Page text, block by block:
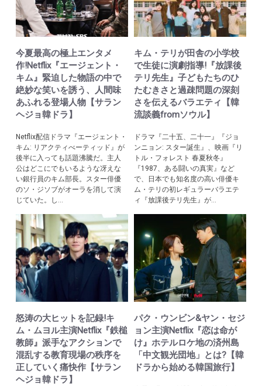
今夏最高の極上エンタメ
作!Netflix『エージェント・
キム』緊迫した物語の中で
絶妙な笑いを誘う、人間味
あふれる登場人物【サラン
ヘジョ韓ドラ】
Netflix配信ドラマ『エージェント・
キム: リアクティべーティッド』が
後半に入っても話題沸騰だ。主人
公はどこにでもいるような冴えな
い銀行員のキム部長。スター俳優
のソ・ジソブがオーラを消して演
じていた。し...
キム・テリが田舎の小学校
で生徒に演劇指導!『放課後
テリ先生』子どもたちのひ
たむきさと過疎問題の深刻
さを伝えるバラエティ【韓
流談義fromソウル】
ドラマ『二十五、二十一』『ジョ
ンニョン: スター誕生』、映画『リ
トル・フォレスト 春夏秋冬』
『1987、ある闘いの真実』など
で、日本でも知名度の高い俳優キ
ム・テリの初レギュラーバラエテ
ィ『放課後テリ先生』が...
怒涛の大ヒットを記録!キ
ム・ムヨル主演Netflix『鉄槌
教師』派手なアクションで
混乱する教育現場の秩序を
正していく痛快作【サラン
ヘジョ韓ドラ】
パク・ウンビン&ヤン・セジ
ョン主演Netflix『恋は命が
け』ホテルロケ地の済州島
「中文観光団地」とは?【韓
ドラから始める韓国旅行】